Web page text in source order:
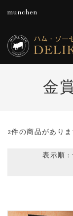
munchen
金
2件の商品がありま
表示順 :